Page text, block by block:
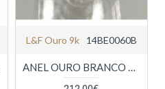
L&f Ouro 9k 14BE0060B
ANEL OURO BRANCO 9K